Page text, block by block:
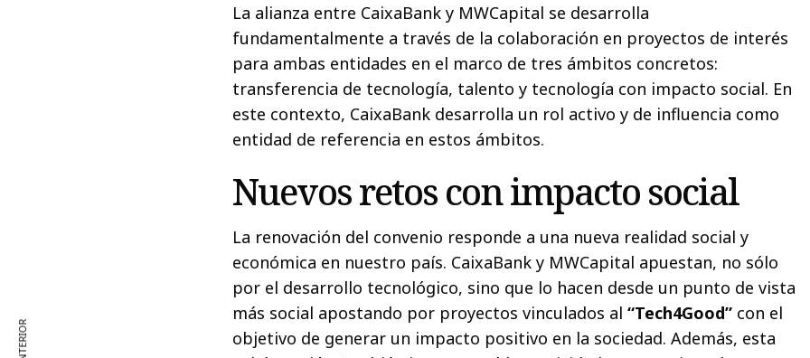
La alianza entre CaixaBank y MWCapital se desarrolla
fundamentalmente a través de la colaboración en proyectos de interés
para ambas entidades en el marco de tres ámbitos concretos:
transferencia de tecnología, talento y tecnología con impacto social. En
este contexto, CaixaBank desarrolla un rol activo y de influencia como
entidad de referencia en estos ámbitos.
Nuevos retos con impacto social
La renovación del convenio responde a una nueva realidad social y
económica en nuestro país. CaixaBank y MWCapital apuestan, no sólo
por el desarrollo tecnológico, sino que lo hacen desde un punto de vista
más social apostando por proyectos vinculados al“Tech4Good” con el
objetivo de generar un impacto positivo en la sociedad. Además, esta